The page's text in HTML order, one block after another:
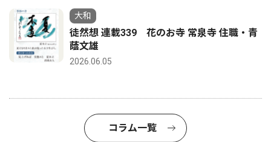
大和
徒然想 連載339 花のお寺 常泉寺 住職・青
蔭文雄
2026.06.05
コラム一覧